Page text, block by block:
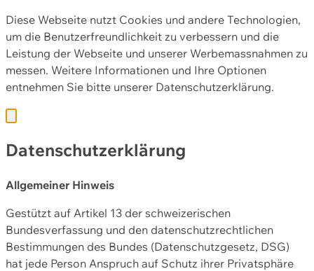
Diese Webseite nutzt Cookies und andere Technologien,
um die Benutzerfreundlichkeit zu verbessern und die
Leistung der Webseite und unserer Werbemassnahmen zu
messen. Weitere Informationen und Ihre Optionen
entnehmen Sie bitte unserer Datenschutzerklärung.
Datenschutzerklärung
Allgemeiner Hinweis
Gestützt auf Artikel 13 der schweizerischen
Bundesverfassung und den datenschutzrechtlichen
Bestimmungen des Bundes (Datenschutzgesetz, DSG)
hat jede Person Anspruch auf Schutz ihrer Privatsphäre